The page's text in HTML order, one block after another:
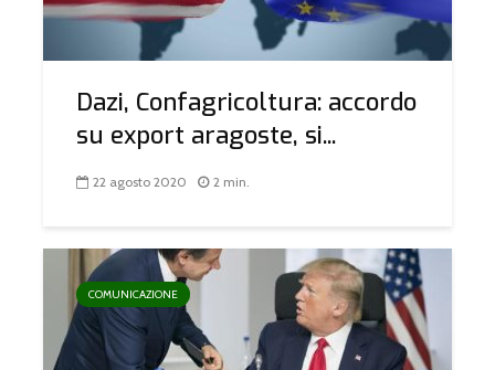
Dazi, Confagricoltura: accordo
su export aragoste, si...
22 agosto 2020 2 min.
COMUNICAZIONE